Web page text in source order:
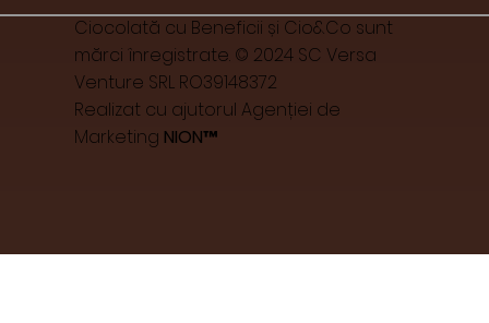
Ciocolată cu Beneficii și Cio&Co sunt
mărci înregistrate. © 2024 SC Versa
Venture SRL RO39148372
Realizat cu ajutorul Agenției de
Marketing NION™